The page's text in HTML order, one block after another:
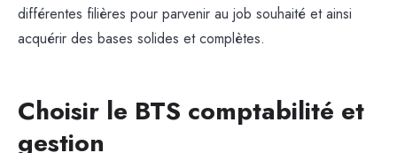
différentes filières pour parvenir au job souhaité et ainsi
acquérir des bases solides et complètes.
Choisir le BTS comptabilité et
gestion